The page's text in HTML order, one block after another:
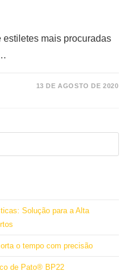
mais procuradas
13 DE AGOSTO DE 2020
Solução para a Alta
o tempo com precisão
de Pato® BP22